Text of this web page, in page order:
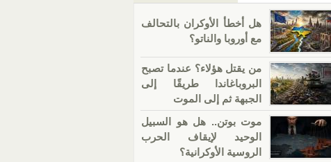
هل أخطأ الأوكران بالتحالف
مع أوروبا والناتو؟
من يقتل هؤلاء؟ عندما تصبح
البروباغاندا طريقًا إلى
الجبهة ثم إلى الموت
موت بوتن.. هل هو السبيل
الوحيد لإيقاف الحرب
الروسية الأوكرانية؟